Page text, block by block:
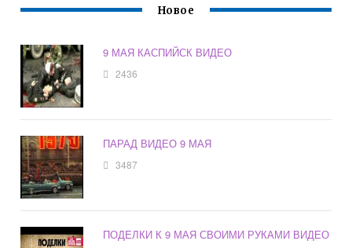
Новое
9 МАЯ КАСПИЙСК ВИДЕО
2436
ПАРАД ВИДЕО 9 МАЯ
3487
ПОДЕЛКИ К 9 МАЯ СВОИМИ РУКАМИ ВИДЕО